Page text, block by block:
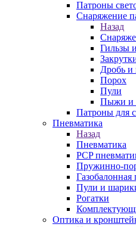
Патроны
Снаряжение
Назад
Гильзы
Дробь и
Порох
Пули
Пыжи и
Патроны для
Пневматика
Назад
Пневматика
PCP
Пружинно-
Газобалонная
Пули и
Рогатки
Оптика и